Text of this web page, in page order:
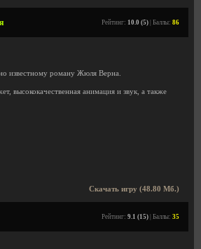
Рейтинг: 10.0 (5) | Баллы: 86
известному роману Жюля Верна.
высококачественная анимация и звук, а также
Скачать игру (48.80 Мб.)
Рейтинг: 9.1 (15) | Баллы: 35